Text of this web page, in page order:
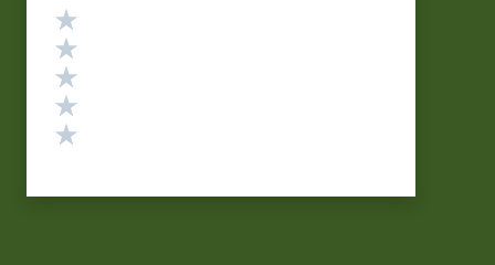
Valutazione